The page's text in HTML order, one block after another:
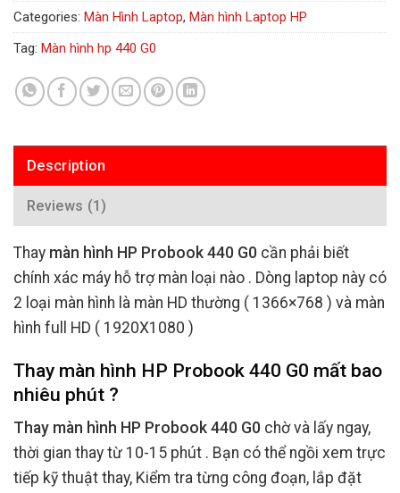
Categories: Màn Hình Laptop, Màn hình Laptop HP
Tag: Màn hình hp 440 G0
Description
Reviews (1)
Thay màn hình HP Probook 440 G0 cần phải biết
chính xác máy hỗ trợ màn loại nào . Dòng laptop này có
2 loại màn hình là màn HD thường ( 1366×768 ) và màn
hình full HD ( 1920X1080 )
Thay màn hình HP Probook 440 G0 mất bao
nhiêu phút ?
Thay màn hình HP Probook 440 G0 chờ và lấy ngay,
thời gian thay từ 10-15 phút . Bạn có thể ngồi xem trực
tiếp kỹ thuật thay, Kiểm tra từng công đoạn, lắp đặt